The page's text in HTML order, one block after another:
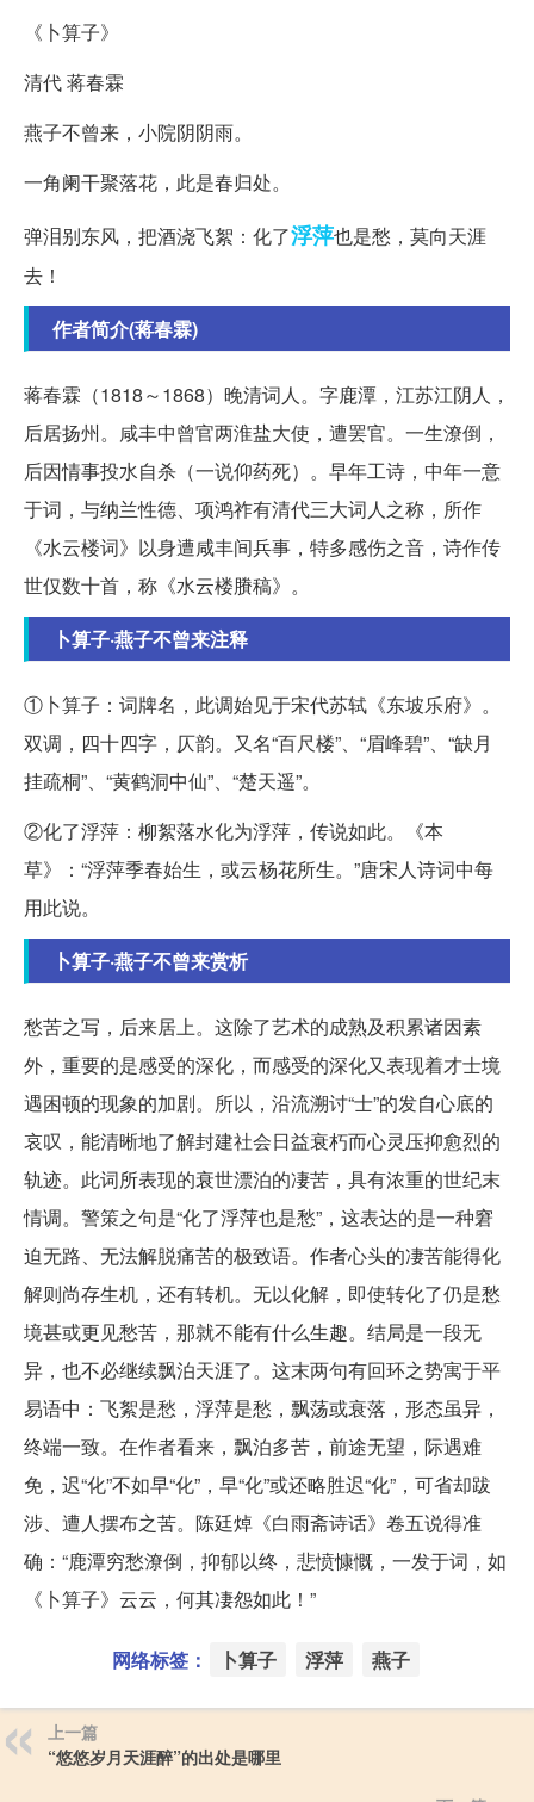
《卜算子》
清代 蒋春霖
燕子不曾来，小院阴阴雨。
一角阑干聚落花，此是春归处。
弹泪别东风，把酒浇飞絮：化了浮萍也是愁，莫向天涯
去！
作者简介(蒋春霖)
蒋春霖（1818～1868）晚清词人。字鹿潭，江苏江阴人，
后居扬州。咸丰中曾官两淮盐大使，遭罢官。一生潦倒，
后因情事投水自杀（一说仰药死）。早年工诗，中年一意
于词，与纳兰性德、项鸿祚有清代三大词人之称，所作
《水云楼词》以身遭咸丰间兵事，特多感伤之音，诗作传
世仅数十首，称《水云楼賸稿》。
卜算子·燕子不曾来注释
①卜算子：词牌名，此调始见于宋代苏轼《东坡乐府》。
双调，四十四字，仄韵。又名“百尺楼”、“眉峰碧”、“缺月
挂疏桐”、“黄鹤洞中仙”、“楚天遥”。
②化了浮萍：柳絮落水化为浮萍，传说如此。《本
草》：“浮萍季春始生，或云杨花所生。”唐宋人诗词中每
用此说。
卜算子·燕子不曾来赏析
愁苦之写，后来居上。这除了艺术的成熟及积累诸因素
外，重要的是感受的深化，而感受的深化又表现着才士境
遇困顿的现象的加剧。所以，沿流溯讨“士”的发自心底的
哀叹，能清晰地了解封建社会日益衰朽而心灵压抑愈烈的
轨迹。此词所表现的衰世漂泊的凄苦，具有浓重的世纪末
情调。警策之句是“化了浮萍也是愁”，这表达的是一种窘
迫无路、无法解脱痛苦的极致语。作者心头的凄苦能得化
解则尚存生机，还有转机。无以化解，即使转化了仍是愁
境甚或更见愁苦，那就不能有什么生趣。结局是一段无
异，也不必继续飘泊天涯了。这末两句有回环之势寓于平
易语中：飞絮是愁，浮萍是愁，飘荡或衰落，形态虽异，
终端一致。在作者看来，飘泊多苦，前途无望，际遇难
免，迟“化”不如早“化”，早“化”或还略胜迟“化”，可省却跋
涉、遭人摆布之苦。陈廷焯《白雨斋诗话》卷五说得准
确：“鹿潭穷愁潦倒，抑郁以终，悲愤慷慨，一发于词，如
《卜算子》云云，何其凄怨如此！”
网络标签： 卜算子 浮萍 燕子
上一篇
“悠悠岁月天涯醉”的出处是哪里